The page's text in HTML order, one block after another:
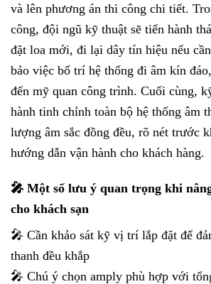
và lên phương án thi công chi tiết.
công, đội ngũ kỹ thuật sẽ tiến hành
đặt loa mới, đi lại dây tín hiệu nếu
bảo việc bố trí hệ thống đi âm kín
đến mỹ quan công trình. Cuối cùng,
hành tinh chỉnh toàn bộ hệ thống âm
lượng âm sắc đồng đều, rõ nét trước
hướng dẫn vận hành cho khách hàng.
🎤 Một số lưu ý quan trọng khi
cho khách sạn
🎤 Cần khảo sát kỹ vị trí lắp đặt để
thanh đều khắp
🎤 Chú ý chọn amply phù hợp với